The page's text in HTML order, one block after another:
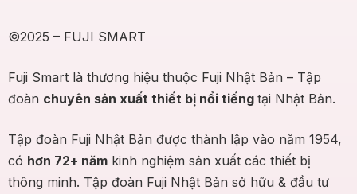
©2025 – FUJI SMART
Fuji Smart là thương hiệu thuộc Fuji Nhật Bản – Tập
đoàn chuyên sản xuất thiết bị nổi tiếng tại Nhật Bản.
Tập đoàn Fuji Nhật Bản được thành lập vào năm 1954,
có hơn 72+ năm kinh nghiệm sản xuất các thiết bị
thông minh. Tập đoàn Fuji Nhật Bản sở hữu & đầu tư